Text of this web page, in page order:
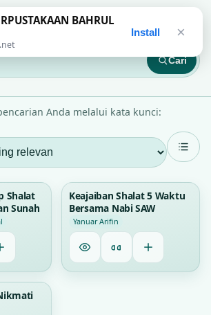
BAHRUL ILMI
Cari
Anda melalui kata kunci:
Shalat
Sunah
0
Keajaiban Shalat 5 Waktu
Bersama Nabi SAW
Yanuar Arifin
BAHRUL
Install ×